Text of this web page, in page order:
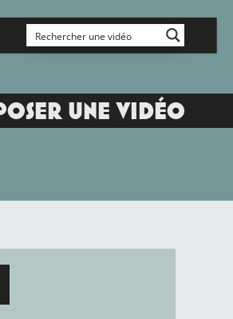
UNE VIDÉO